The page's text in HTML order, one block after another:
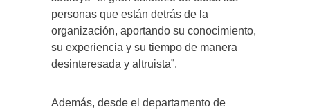
personas que están detrás de la
organización, aportando su conocimiento,
su experiencia y su tiempo de manera
desinteresada y altruista”.
Además, desde el departamento de